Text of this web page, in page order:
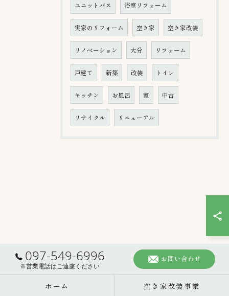
ユニットバス 浴室リフォーム
実家のリフォーム 空き家 空き家改装
リノベーション 大分 リフォーム
戸建て 新築 改装 トイレ
キッチン お風呂 家 中古
リサイクル リニューアル
097-549-6996
※営業電話はご遠慮ください
お問い合わせ
ホーム 空き家改装事業